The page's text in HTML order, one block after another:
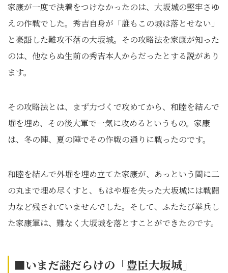
家康が一度で決着をつけなかったのは、大坂城の堅牢さゆ
えの作戦でした。秀吉自身が「誰もこの城は落とせない」
と豪語した難攻不落の大坂城。その攻略法を家康が知った
のは、他ならぬ生前の秀吉本人からだったとする説があり
ます。
その攻略法とは、まず力づくで攻めてから、和睦を結んで
堀を埋め、その後大軍で一気に攻めるというもの。家康
は、冬の陣、夏の陣でその作戦の通りに戦ったのです。
和睦を結んで外堀を埋め立てた家康が、あっという間に二
の丸まで埋め尽くすと、もはや堀を失った大坂城には戦闘
力など残されていませんでした。そして、ふたたび挙兵し
た家康軍は、難なく大坂城を落とすことができたのです。
■いまだ謎だらけの「豊臣大坂城」